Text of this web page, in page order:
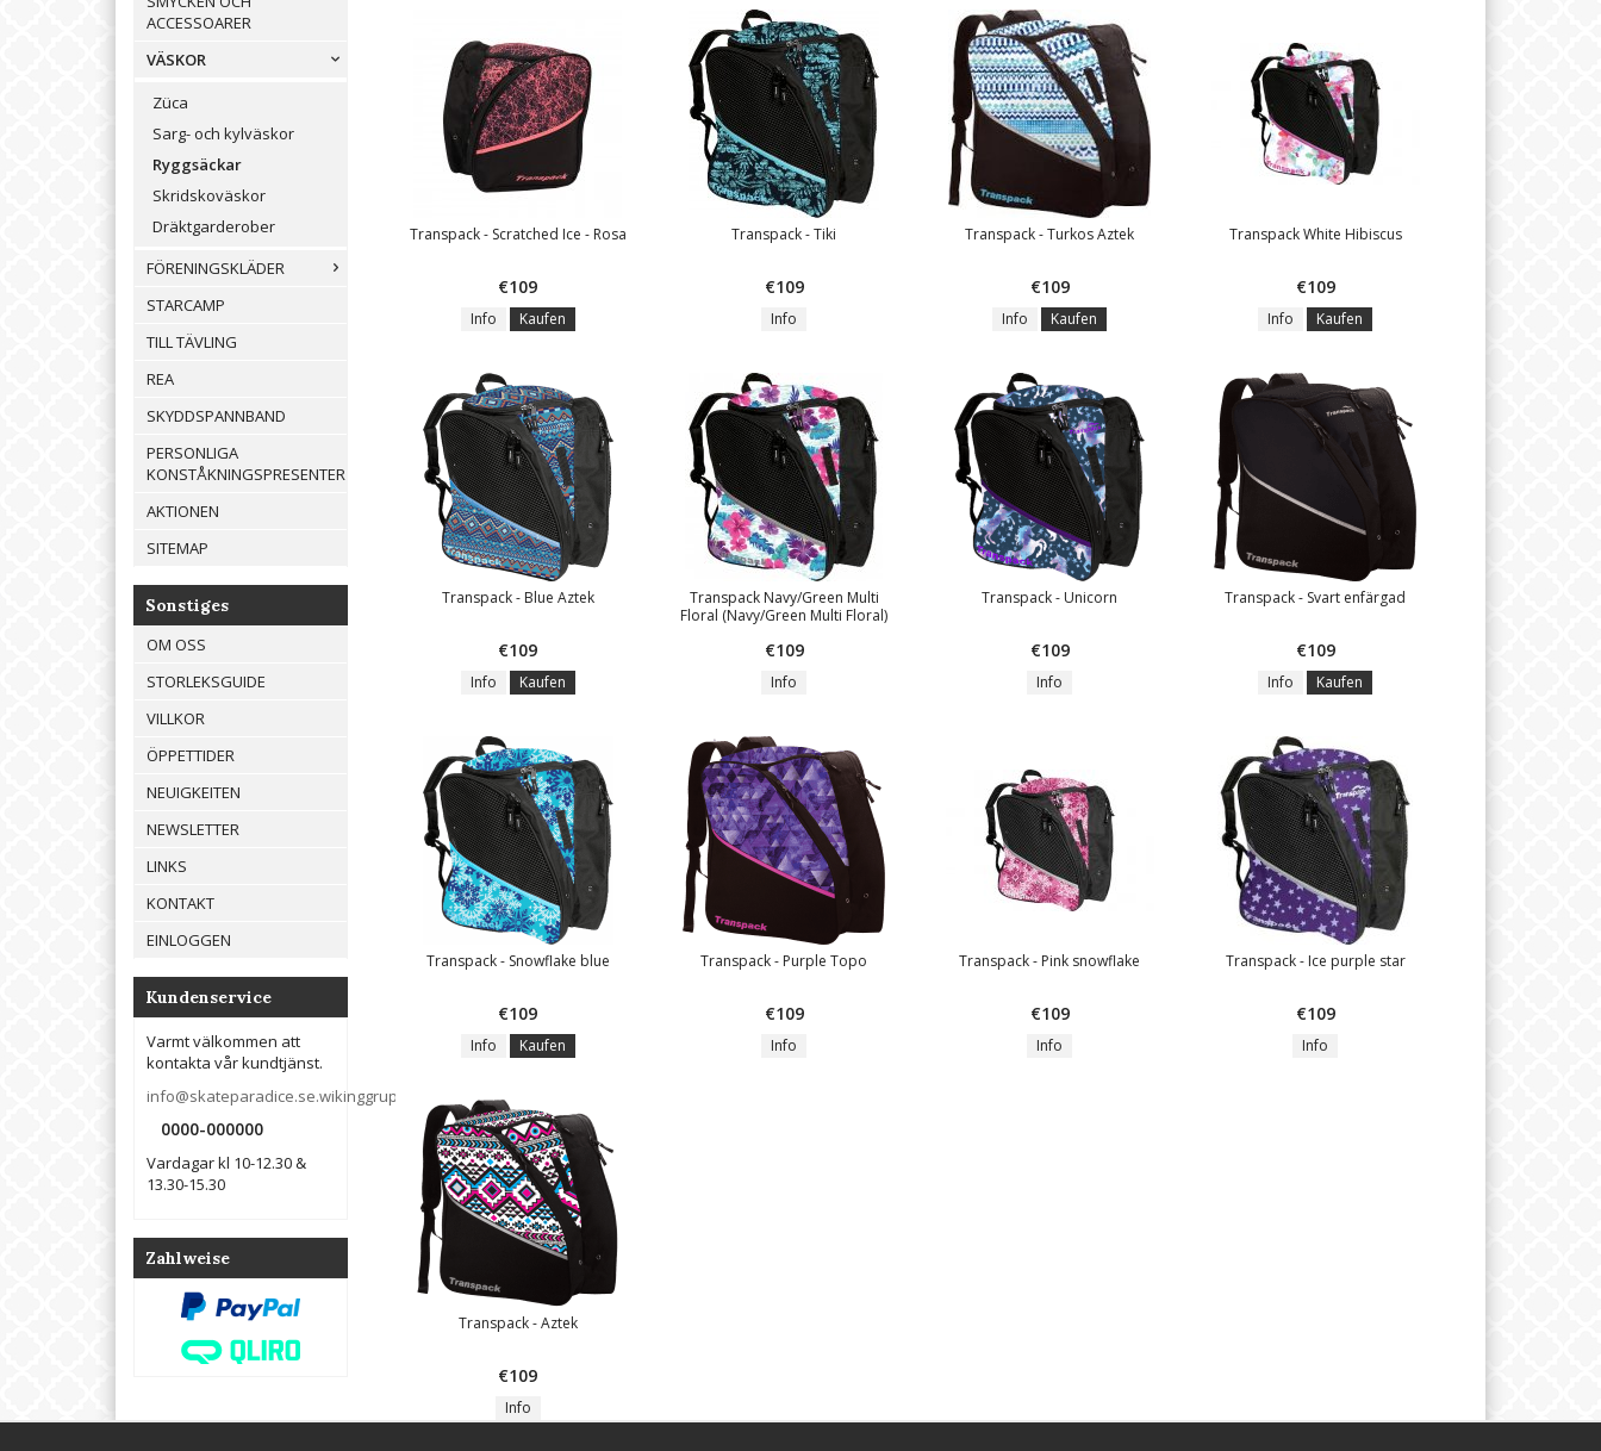
ACCESSOARER
VÄSKOR
Züca
Sarg- och kylväskor
Ryggsäckar
Skridskoväskor
Dräktgarderober
FÖRENINGSKLÄDER
STARCAMP
TILL TÄVLING
REA
SKYDDSPANNBAND
PERSONLIGA
KONSTÅKNINGSPRESENTER
AKTIONEN
SITEMAP
Sonstiges
OM OSS
STORLEKSGUIDE
VILLKOR
ÖPPETTIDER
NEUIGKEITEN
NEWSLETTER
LINKS
KONTAKT
EINLOGGEN
Kundenservice
Varmt välkommen att
kontakta vår kundtjänst.
info@skateparadice.se.wikinggruppen.info
0000-000000
Vardagar kl 10-12.30 &
13.30-15.30
Zahlweise
Transpack - Scratched Ice - Rosa
€109
Info Kaufen
Transpack - Tiki
€109
Info
Transpack - Turkos Aztek
€109
Info Kaufen
Transpack White Hibiscus
€109
Info Kaufen
Transpack - Blue Aztek
€109
Info Kaufen
Transpack Navy/Green Multi
Floral (Navy/Green Multi Floral)
€109
Info
Transpack - Unicorn
€109
Info
Transpack - Svart enfärgad
€109
Info Kaufen
Transpack - Snowflake blue
€109
Info Kaufen
Transpack - Purple Topo
€109
Info
Transpack - Pink snowflake
€109
Info
Transpack - Ice purple star
€109
Info
Transpack - Aztek
€109
Info